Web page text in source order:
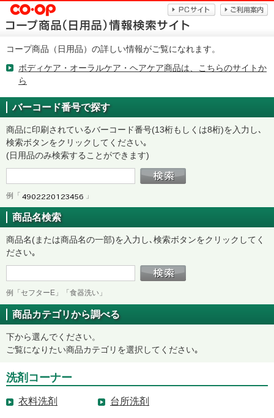
コープ商品（日用品）の詳しい情報がご覧になれます。
ボディケア・オーラルケア・ヘアケア商品は、こちらのサイトか
ら
バーコード番号で探す
商品に印刷されているバーコード番号(13桁もしくは8桁)を入力し､
検索ボタンをクリックしてください｡
(日用品のみ検索することができます)
例「 」
商品名検索
商品名(または商品名の一部)を入力し､検索ボタンをクリックしてく
ださい｡
例「セフターE」「食器洗い」
商品カテゴリから調べる
下から選んでください。
ご覧になりたい商品カテゴリを選択してください｡
洗剤コーナー
衣料洗剤 台所洗剤